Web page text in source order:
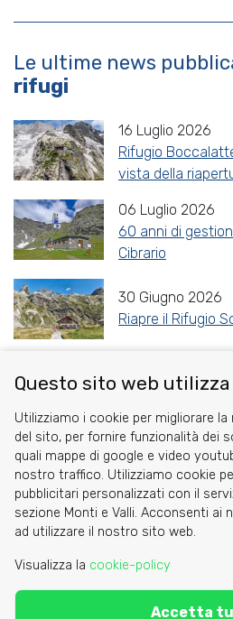
Le ultime news
rifugi
16 Luglio 2026
Rifugio
vista della
06 Luglio 2026
60 anni di
Cibrario
30 Giugno 2026
Riapre il Rifugio
ShareFacebook
TwitterReddit
Cookie
Privacy
Area
Questo sito web utilizza
Utilizziamo i cookie per migliorare la
del sito, per fornire funzionalità dei
quali mappe di google e video
nostro traffico. Utilizziamo cookie
pubblicitari personalizzati con il
sezione Monti e Valli. Acconsenti ai
ad utilizzare il nostro sito web.
Visualizza la cookie-policy
Accetta